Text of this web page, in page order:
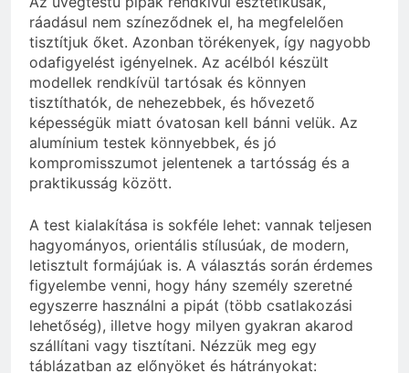
ráadásul nem színeződnek el, ha megfelelően
tisztítjuk őket. Azonban törékenyek, így nagyobb
odafigyelést igényelnek. Az acélból készült
modellek rendkívül tartósak és könnyen
tisztíthatók, de nehezebbek, és hővezető
képességük miatt óvatosan kell bánni velük. Az
alumínium testek könnyebbek, és jó
kompromisszumot jelentenek a tartósság és a
praktikusság között.
A test kialakítása is sokféle lehet: vannak teljesen
hagyományos, orientális stílusúak, de modern,
letisztult formájúak is. A választás során érdemes
figyelembe venni, hogy hány személy szeretné
egyszerre használni a pipát (több csatlakozási
lehetőség), illetve hogy milyen gyakran akarod
szállítani vagy tisztítani. Nézzük meg egy
táblázatban az előnyöket és hátrányokat: